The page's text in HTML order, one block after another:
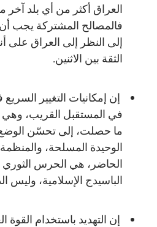
العراق أكثر من أي بلد آخر
فالمصالح المشتركة يجب
إلى النظر إلى العراق على
الثقة بين الاثنين.
إن إمكانيات التغيير
في المستقبل القريب، وهي
ما حصلت، إلى تحسّن الوضع
الوحيدة المسلحة،
الحاضر، هي الحرس الثوري
الباسيدج الإسلامية، وليس
إن التهديد باستخدام